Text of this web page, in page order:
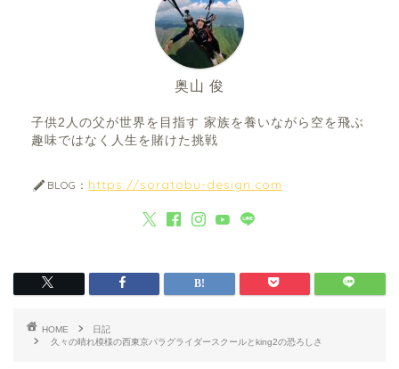
奥山 俊
子供2人の父が世界を目指す 家族を養いながら空を飛ぶ
趣味ではなく人生を賭けた挑戦
BLOG： https://soratobu-design.com
HOME
日記
久々の晴れ模様の西東京パラグライダースクールとking2の恐ろしさ